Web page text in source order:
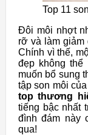
Top 11
Đôi môi nhợt
rỡ và làm giảm
Chính vì thế,
đẹp không thể
muốn bổ sung
tập son môi
top thương
tiếng bậc nhất
đình đám này
qua!